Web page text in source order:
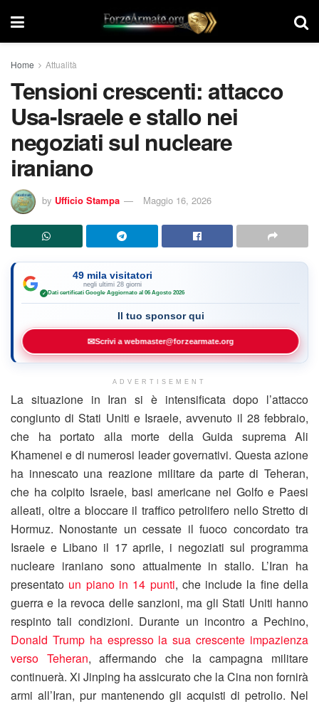
Home Attualità
Tensioni crescenti: attacco
Usa-Israele e stallo nei
negoziati sul nucleare
iraniano
by Ufficio Stampa Maggio 16, 2026
49 mila visitatori
negli ultimi 28 giorni
✓ Dati certificati Google·Aggiornato al 06 Agosto 2026
Il tuo sponsor qui
✉Scrivi a webmaster@forzearmate.org
ADVERTISEMENT
La situazione in Iran si è intensificata dopo l’attacco
congiunto di Stati Uniti e Israele, avvenuto il 28 febbraio,
che ha portato alla morte della Guida suprema Ali
Khamenei e di numerosi leader governativi. Questa azione
ha innescato una reazione militare da parte di Teheran,
che ha colpito Israele, basi americane nel Golfo e Paesi
alleati, oltre a bloccare il traffico petrolifero nello Stretto di
Hormuz. Nonostante un cessate il fuoco concordato tra
Israele e Libano il 17 aprile, i negoziati sul programma
nucleare iraniano sono attualmente in stallo. L’Iran ha
presentato un piano in 14 punti, che include la fine della
guerra e la revoca delle sanzioni, ma gli Stati Uniti hanno
respinto tali condizioni. Durante un incontro a Pechino,
Donald Trump ha espresso la sua crescente impazienza
verso Teheran, affermando che la campagna militare
continuerà. Xi Jinping ha assicurato che la Cina non fornirà
armi all’Iran, pur mantenendo gli acquisti di petrolio. Nel